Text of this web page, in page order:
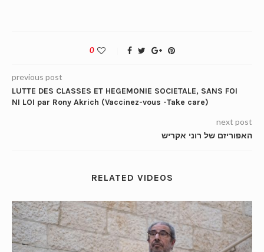
0
previous post
LUTTE DES CLASSES ET HEGEMONIE SOCIETALE, SANS FOI
NI LOI par Rony Akrich (Vaccinez-vous -Take care)
next post
האפוריזם של רוני אקריש
RELATED VIDEOS